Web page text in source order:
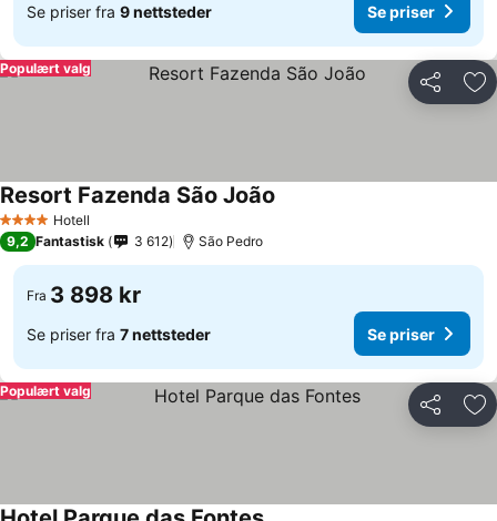
Se priser fra 9 nettsteder Se priser
Del
Populært valg
4 StjernerHotell
Resort Fazenda São João
9,2 Fantastisk 3 612 São Pedro
Fra 3 898 kr
Se priser fra 7 nettsteder Se priser
Del
Populært valg